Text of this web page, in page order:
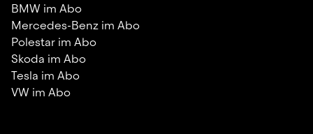
BMW im Abo
Mercedes-Benz im Abo
Polestar im Abo
Skoda im Abo
Tesla im Abo
VW im Abo